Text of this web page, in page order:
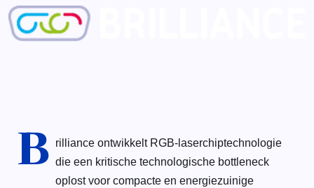
B rilliance ontwikkelt RGB‑laserchiptechnologie
die een kritische technologische bottleneck
oplost voor compacte en energiezuinige